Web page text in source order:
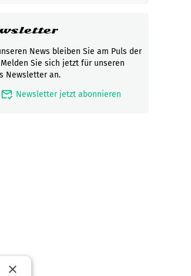
News bleiben Sie am Puls der
Sie sich jetzt für unseren
Newsletter an.
mark_email_read Newsletter jetzt abonnieren
×